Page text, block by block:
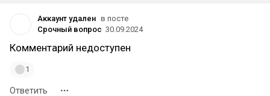
Аккаунт удален в посте
Срочный вопрос 30.09.2024
Комментарий недоступен
1
Ответить